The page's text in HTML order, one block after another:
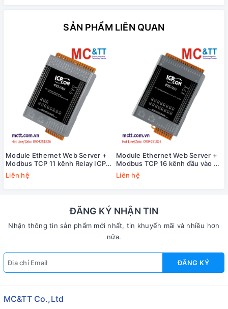
SẢN PHẨM LIÊN QUAN
Module Ethernet Web Server +
Modbus TCP 11 kênh Relay ICP
DAS ETS-7261 CR
Liên hệ
Module Ethernet Web Server +
Modbus TCP 16 kênh đầu vào số
DI ICP DAS ETS-7251 CR
Liên hệ
ĐĂNG KÝ NHẬN TIN
Nhận thông tin sản phẩm mới nhất, tin khuyến mãi và nhiều hơn
nữa.
ĐĂNG KÝ
MC&TT Co.,Ltd